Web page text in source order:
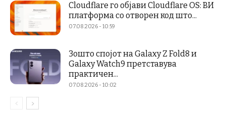
Cloudflare го објави Cloudflare OS: ВИ
платформа со отворен код што...
07.08.2026 - 10:59
Зошто спојот на Galaxy Z Fold8 и
Galaxy Watch9 претставува
практичен...
07.08.2026 - 10:02